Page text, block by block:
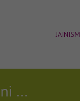
JAINISM
Jain stavan- Jogi bani ne jain mp3